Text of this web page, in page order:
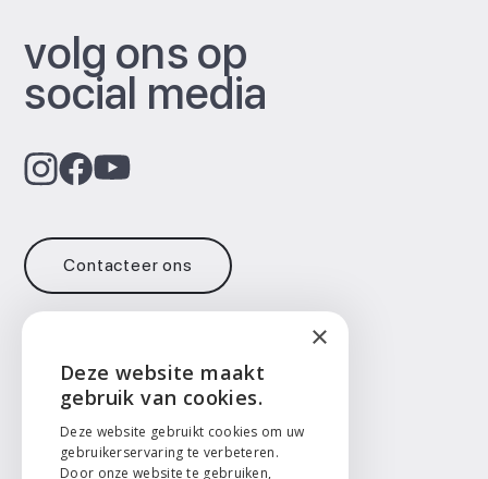
volg ons op
social media
Contacteer ons
info@face2face.surgery
+32 471 73 14 65
Taal
ENGLISH
NEDERLANDS
FRANÇAIS
×
Deze website maakt
gebruik van cookies.
Deze website gebruikt cookies om uw
gebruikerservaring te verbeteren.
Door onze website te gebruiken,